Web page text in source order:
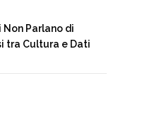
Non Parlano di
tra Cultura e Dati